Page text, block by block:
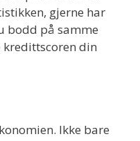
gjerne har
bodd på samme
din
Ikke bare